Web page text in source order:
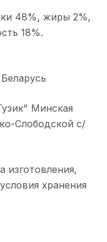
48%, жиры 2%,
18%.
Минская
Слободской с/
изготовления,
хранения